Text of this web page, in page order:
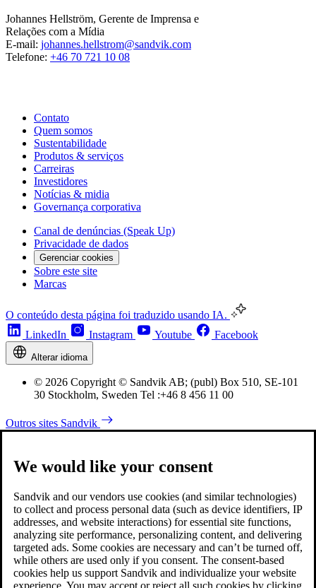
Johannes Hellström, Gerente de Imprensa e
Relações com a Mídia
E-mail: johannes.hellstrom@sandvik.com
Telefone: +46 70 721 10 08
Contato
Quem somos
Sustentabilidade
Produtos & serviços
Carreiras
Investidores
Notícias & midia
Governança corporativa
Canal de denúncias (Speak Up)
Privacidade de dados
Gerenciar cookies
Sobre este site
Marcas
O conteúdo desta página foi traduzido usando IA.
LinkedIn
Instagram Youtube Facebook
Alterar idioma
© 2026 Copyright © Sandvik AB; (publ) Box 510, SE-101
30 Stockholm, Sweden Tel :+46 8 456 11 00
Outros sites Sandvik
We would like your consent
Sandvik and our vendors use cookies (and similar technologies)
to collect and process personal data (such as device identifiers, IP
addresses, and website interactions) for essential site functions,
analyzing site performance, personalizing content, and delivering
targeted ads. Some cookies are necessary and can’t be turned off,
while others are used only if you consent. The consent-based
cookies help us support Sandvik and individualize your website
experience. You may accept or reject all such cookies by clicking